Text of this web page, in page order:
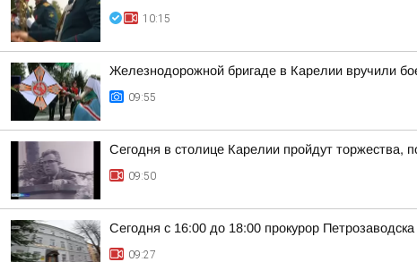
10:15
Железнодорожной бригаде в Карелии вручили
09:55
Сегодня в столице Карелии пройдут
09:50
Сегодня с 16:00 до 18:00 прокурор
09:27